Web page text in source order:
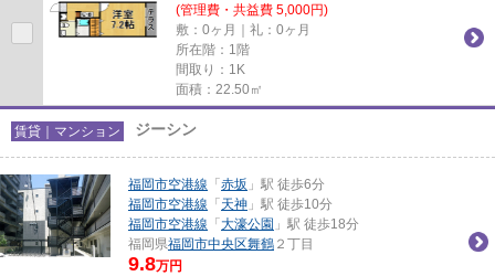
(管理費・共益費 5,000円)
敷：0ヶ月｜礼：0ヶ月
所在階：1階
間取り：1K
面積：22.50㎡
賃貸｜マンション ジーシン
福岡市空港線 「 赤坂 」駅 徒歩6分
福岡市空港線 「 天神 」駅 徒歩10分
福岡市空港線 「 大濠公園 」駅 徒歩18分
福岡県福岡市中央区舞鶴 ２丁目
9.8万円